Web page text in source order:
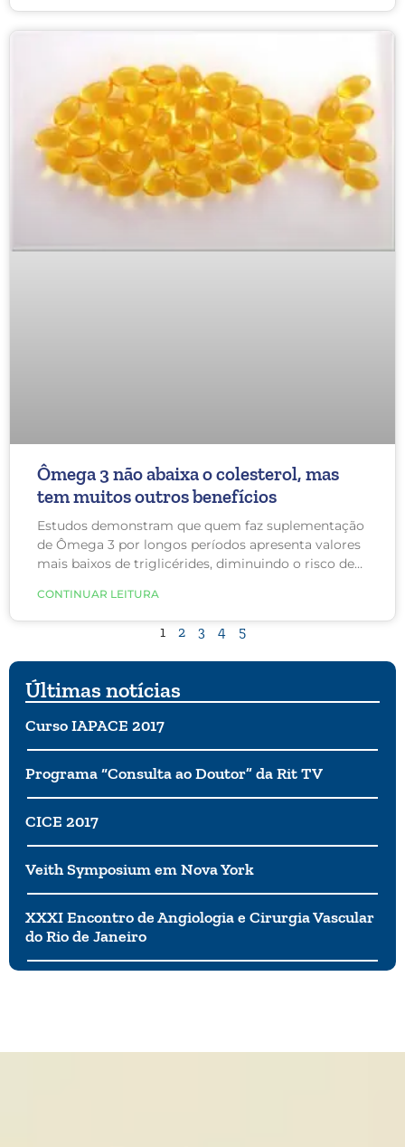
Ômega 3 não abaixa o colesterol, mas
tem muitos outros benefícios
Estudos demonstram que quem faz suplementação
de Ômega 3 por longos períodos apresenta valores
mais baixos de triglicérides, diminuindo o risco de
CONTINUAR LEITURA
1 2 3 4 5
Últimas notícias
Curso IAPACE 2017
Programa “Consulta ao Doutor” da Rit TV
CICE 2017
Veith Symposium em Nova York
XXXI Encontro de Angiologia e Cirurgia Vascular
do Rio de Janeiro